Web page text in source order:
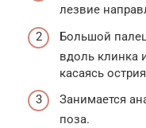
лезвие
Большой
вдоль клинка
касаясь
Занимается
поза.